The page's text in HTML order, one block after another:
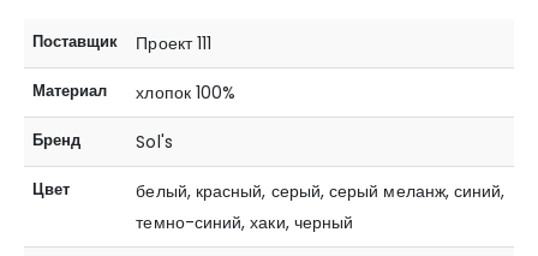
Поставщик Проект 111
Материал хлопок 100%
Бренд Sol's
Цвет
белый, красный, серый, серый меланж, синий,
темно-синий, хаки, черный